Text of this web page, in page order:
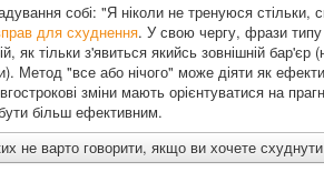
собі: "Я ніколи не тренуюся
для схуднення. У свою чергу, фрази
як тільки з'явиться якийсь зовнішній бар'єр
Метод "все або нічого" може діяти як
зміни мають орієнтуватися на
більш ефективним.
не варто говорити, якщо ви хочете схуднути